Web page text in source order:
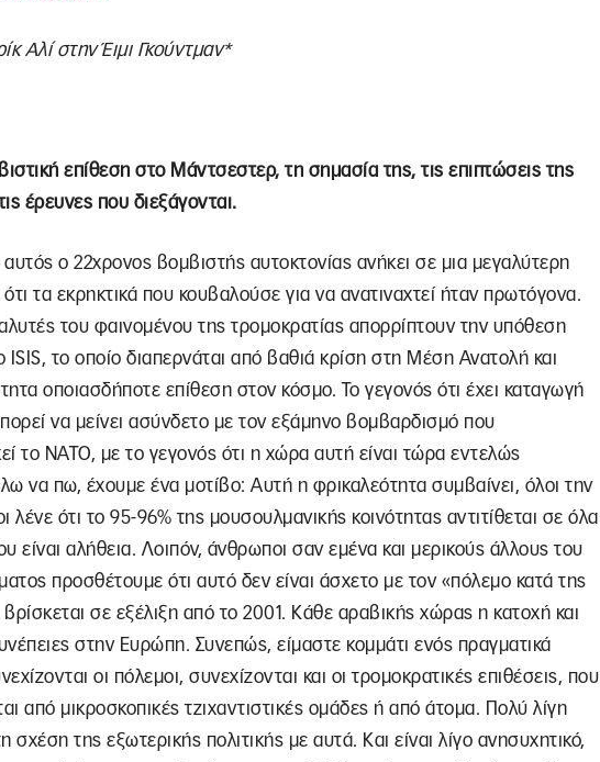
Αλί στην Έιμι Γκούντμαν*
επίθεση στο Μάντσεστερ, τη σημασία της, τις επιπτώσεις της
έρευνες που διεξάγονται.
ο 22χρονος βομβιστής αυτοκτονίας ανήκει σε μια μεγαλύτερη
τα εκρηκτικά που κουβαλούσε για να ανατιναχτεί ήταν πρωτόγονα.
του φαινομένου της τρομοκρατίας απορρίπτουν την υπόθεση
το οποίο διαπερνάται από βαθιά κρίση στη Μέση Ανατολή και
οποιασδήποτε επίθεση στον κόσμο. Το γεγονός ότι έχει καταγωγή
να μείνει ασύνδετο με τον εξάμηνο βομβαρδισμό που
το ΝΑΤΟ, με το γεγονός ότι η χώρα αυτή είναι τώρα εντελώς
να πω, έχουμε ένα μοτίβο: Αυτή η φρικαλεότητα συμβαίνει, όλοι την
λένε ότι το 95-96% της μουσουλμανικής κοινότητας αντιτίθεται σε όλα
είναι αλήθεια. Λοιπόν, άνθρωποι σαν εμένα και μερικούς άλλους του
προσθέτουμε ότι αυτό δεν είναι άσχετο με τον «πόλεμο κατά της
σε εξέλιξη από το 2001. Κάθε αραβικής χώρας η κατοχή και
στην Ευρώπη. Συνεπώς, είμαστε κομμάτι ενός πραγματικά
οι πόλεμοι, συνεχίζονται και οι τρομοκρατικές επιθέσεις, που
από μικροσκοπικές τζιχαντιστικές ομάδες ή από άτομα. Πολύ λίγη
σχέση της εξωτερικής πολιτικής με αυτά. Και είναι λίγο ανησυχητικό,